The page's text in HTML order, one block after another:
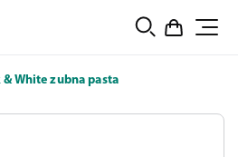
& White zubna pasta